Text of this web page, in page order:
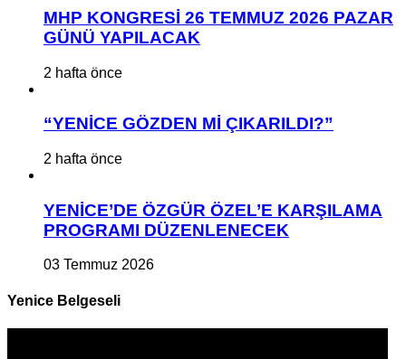
MHP KONGRESİ 26 TEMMUZ 2026 PAZAR
GÜNÜ YAPILACAK
2 hafta önce
“YENİCE GÖZDEN Mİ ÇIKARILDI?”
2 hafta önce
YENİCE’DE ÖZGÜR ÖZEL’E KARŞILAMA
PROGRAMI DÜZENLENECEK
03 Temmuz 2026
Yenice Belgeseli